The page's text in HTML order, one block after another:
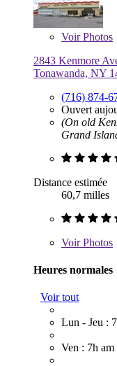
VoirPhotos
2843 Kenmore
Tonawanda, NY
(716) 874-
Ouvert
(On old
Grand
Distance estimée
60,7 milles
VoirPhotos
Heures normales
Voir tout
Lun - Jeu :
Ven : 7h am